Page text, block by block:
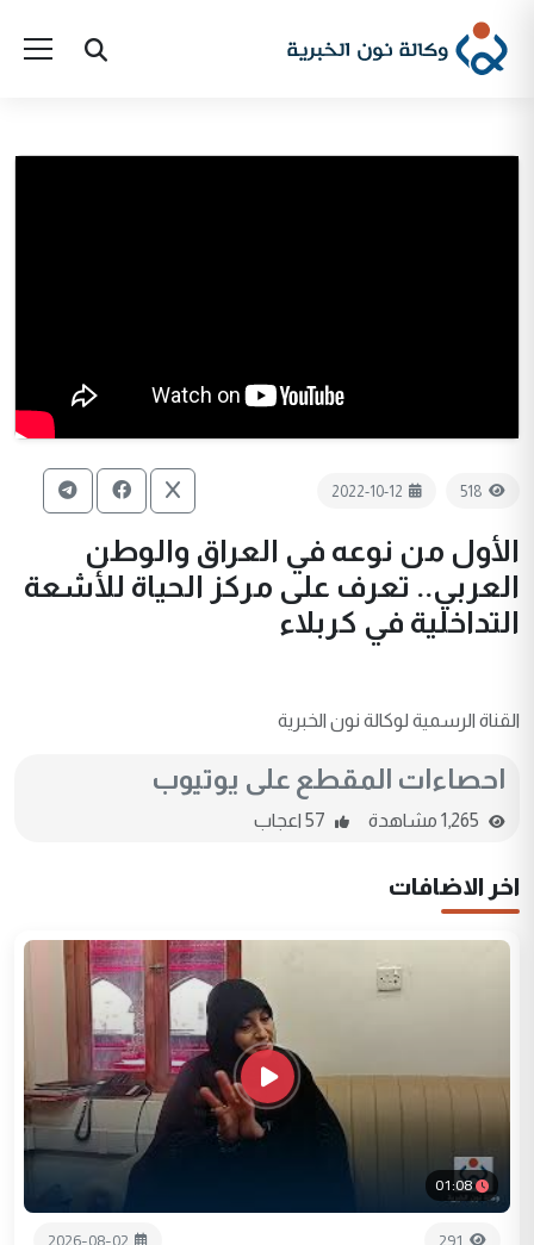
518
2022-10-12
الأول من نوعه في العراق والوطن
العربي.. تعرف على مركز الحياة للأشعة
التداخلية في كربلاء
القناة الرسمية لوكالة نون الخبرية
احصاءات المقطع على يوتيوب
اخر الاضافات
01:08